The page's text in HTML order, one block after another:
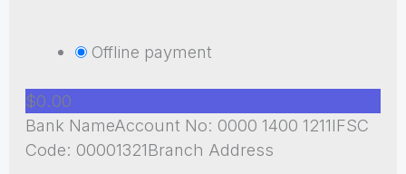
Offline payment
$0.00
Bank NameAccount No: 0000 1400 1211IFSC
Code: 00001321Branch Address